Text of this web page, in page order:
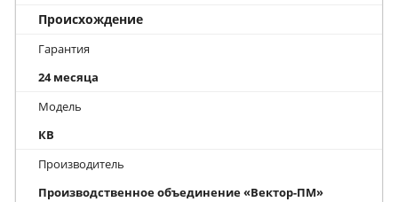
Происхождение
Гарантия
24 месяца
Модель
КВ
Производитель
Производственное объединение «Вектор-ПМ»